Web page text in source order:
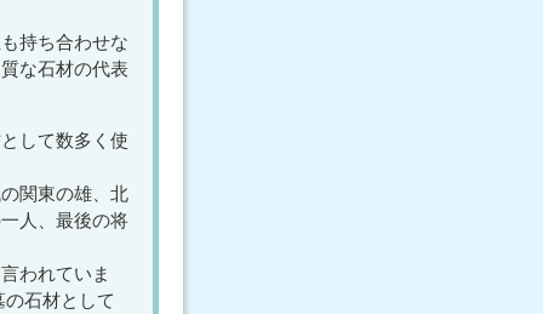
持ち合わせな
な石材の代表
して数多く使
関東の雄、北
人、最後の将
われていま
石材として